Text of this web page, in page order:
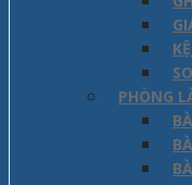
PHÒNG